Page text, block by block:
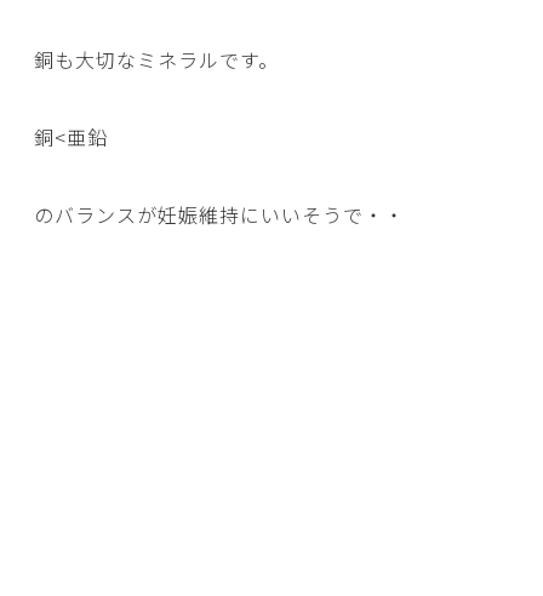
銅も大切なミネラルです。
銅<亜鉛
のバランスが妊娠維持にいいそうで・・